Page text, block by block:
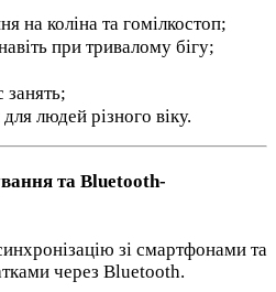
на коліна та гомілкостоп;
при тривалому бігу;
людей різного віку.
та Bluetooth-
зі смартфонами та
через Bluetooth.